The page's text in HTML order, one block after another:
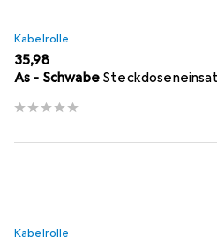
Kabelrolle
EUR
35,98
As - Schwabe
Kabelrolle